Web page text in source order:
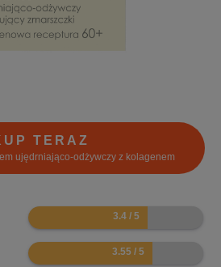
TERAZ
ujędrniająco-odżywczy z kolagenem
6.8
7.1